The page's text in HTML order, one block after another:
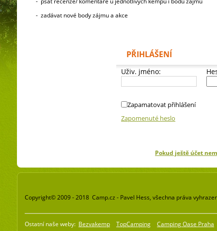
- zadávat nové body zájmu a akce
PŘIHLÁŠENÍ
Uživ. jméno:
Zapamatovat přihlášení
Zapomenuté heslo
Pokud ještě účet
Copyright© 2009 - 2018 Camp.cz - Pavel Hess, všechna práva
Ostatní naše weby: Bezvakemp TopCamping Camping Oase Praha